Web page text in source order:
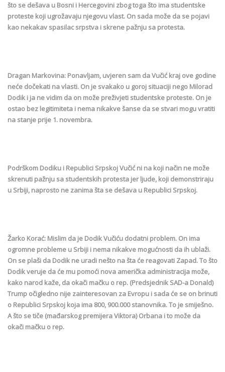
što se dešava u Bosni i Hercegovini zbog toga što ima studentske
proteste koji ugrožavaju njegovu vlast. On sada može da se pojavi
kao nekakav spasilac srpstva i skrene pažnju sa protesta.
Dragan Markovina: Ponavljam, uvjeren sam da Vučić kraj ove godine
neće dočekati na vlasti. On je svakako u goroj situaciji nego Milorad
Dodik i ja ne vidim da on može preživjeti studentske proteste. On je
ostao bez legitimiteta i nema nikakve šanse da se stvari mogu vratiti
na stanje prije 1. novembra.
Podrškom Dodiku i Republici Srpskoj Vučić ni na koji način ne može
skrenuti pažnju sa studentskih protesta jer ljude, koji demonstriraju
u Srbiji, naprosto ne zanima šta se dešava u Republici Srpskoj.
Žarko Korać: Mislim da je Dodik Vučiću dodatni problem. On ima
ogromne probleme u Srbiji i nema nikakve mogućnosti da ih ublaži.
On se plaši da Dodik ne uradi nešto na šta će reagovati Zapad. To što
Dodik veruje da će mu pomoći nova američka administracija može,
kako narod kaže, da okači mačku o rep. (Predsjednik SAD-a Donald)
Trump očigledno nije zainteresovan za Evropu i sada će se on brinuti
o Republici Srpskoj koja ima 800, 900.000 stanovnika. To je smiješno.
A što se tiče (mađarskog premijera Viktora) Orbana i to može da
okači mačku o rep.